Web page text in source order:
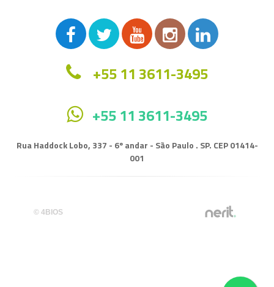
+55 11 3611-3495
+55 11 3611-3495
Rua Haddock Lobo, 337 - 6º andar - São Paulo . SP. CEP 01414-
001
© 4BIOS